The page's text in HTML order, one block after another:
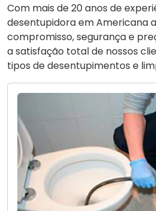
Com mais de 20 anos de
desentupidora em Americana
compromisso, segurança e
a satisfação total de nossos
tipos de desentupimentos e